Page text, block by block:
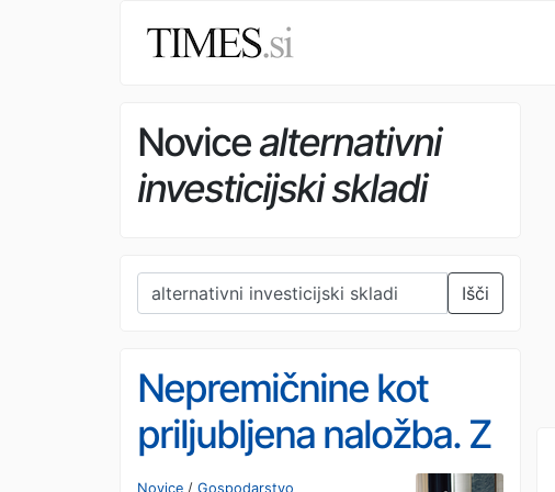
Novicealternativni
investicijski skladi
Išči
Nepremičnine kot
priljubljena naložba. Z
novim načinom
Novice / Gospodarstvo